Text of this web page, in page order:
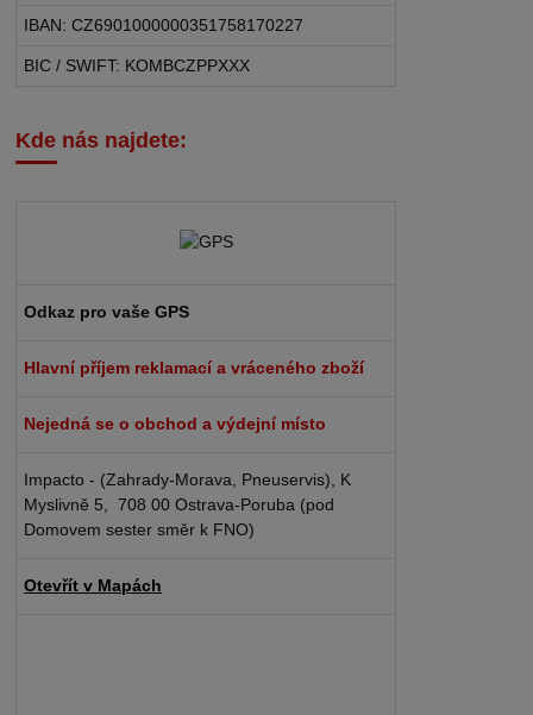
IBAN: CZ6901000000351758170227
BIC / SWIFT: KOMBCZPPXXX
Kde nás najdete:
Odkaz pro vaše GPS
Hlavní příjem reklamací a vráceného zboží
Nejedná se o obchod a výdejní místo
Impacto - (Zahrady-Morava, Pneuservis), K
Myslivně 5, 708 00 Ostrava-Poruba (pod
Domovem sester směr k FNO)
Otevřít v Mapách